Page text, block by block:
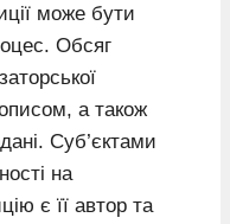
може бути
Обсяг
описом, а також
Суб’єктами
на
є її автор та